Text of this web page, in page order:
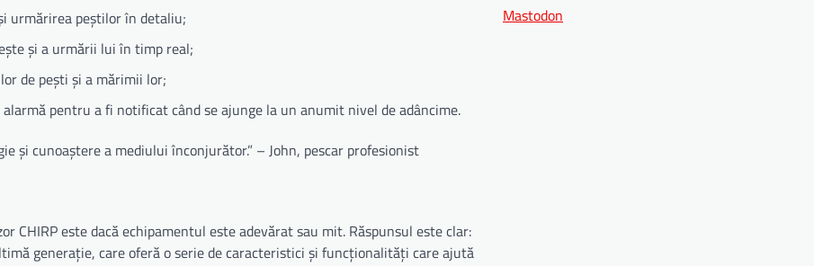
urmărirea peștilor în detaliu;
și a urmării lui în timp real;
de pești și a mărimii lor;
pentru a fi notificat când se ajunge la un anumit nivel de adâncime.
și cunoaștere a mediului înconjurător.” – John, pescar profesionist
CHIRP este dacă echipamentul este adevărat sau mit. Răspunsul este clar:
generație, care oferă o serie de caracteristici și funcționalități care ajută
Mastodon